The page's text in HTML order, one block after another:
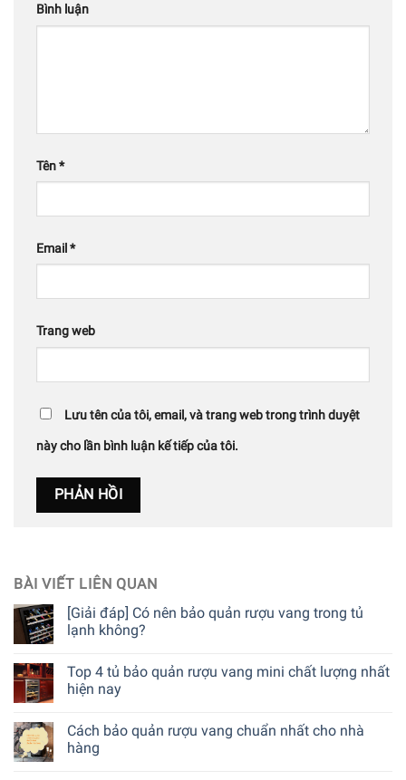
Bình luận
Tên*
Email *
Trang web
Lưu tên của tôi, email, và trang web trong trình duyệt
này cho lần bình luận kế tiếp của tôi.
BÀI VIẾT LIÊN QUAN
[Giải đáp] Có nên bảo quản rượu vang trong tủ
lạnh không?
Top 4 tủ bảo quản rượu vang mini chất lượng nhất
hiện nay
Cách bảo quản rượu vang chuẩn nhất cho nhà
hàng